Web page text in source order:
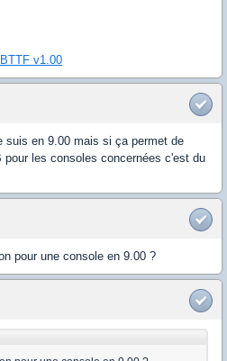
v1.00
suis en 9.00 mais si ça permet de
pour les consoles concernées c'est du
pour une console en 9.00 ?